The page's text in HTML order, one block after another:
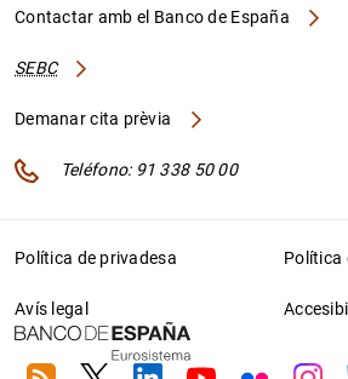
Contactar amb el Banco de España
SEBC
Demanar cita prèvia
Teléfono: 91 338 50 00
Política de privadesa Política
Avís legal